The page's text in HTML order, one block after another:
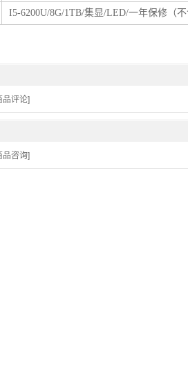
I5-6200U/8G/1TB/集显/LED/一年保修（
品评论]
品咨询]